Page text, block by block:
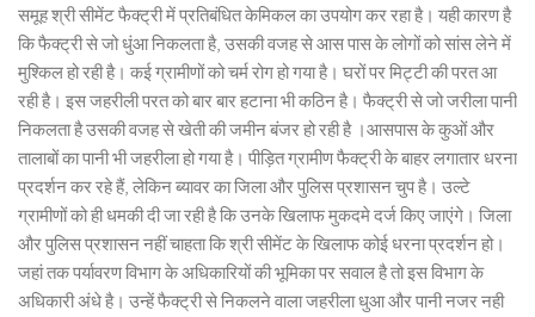
समूह श्री सीमेंट फैक्ट्री में प्रतिबंधित केमिकल का उपयोग कर रहा है। यही कारण है
कि फैक्ट्री से जो धुंआ निकलता है, उसकी वजह से आस पास के लोगों को सांस लेने में
मुश्किल हो रही है। कई ग्रामीणों को चर्म रोग हो गया है। घरों पर मिट्टी की परत आ
रही है। इस जहरीली परत को बार बार हटाना भी कठिन है। फैक्ट्री से जो जरीला पानी
निकलता है उसकी वजह से खेती की जमीन बंजर हो रही है ।आसपास के कुओं और
तालाबों का पानी भी जहरीला हो गया है। पीड़ित ग्रामीण फैक्ट्री के बाहर लगातार धरना
प्रदर्शन कर रहे हैं, लेकिन ब्यावर का जिला और पुलिस प्रशासन चुप है। उल्टे
ग्रामीणों को ही धमकी दी जा रही है कि उनके खिलाफ मुकदमे दर्ज किए जाएंगे। जिला
और पुलिस प्रशासन नहीं चाहता कि श्री सीमेंट के खिलाफ कोई धरना प्रदर्शन हो।
जहां तक पर्यावरण विभाग के अधिकारियों की भूमिका पर सवाल है तो इस विभाग के
अधिकारी अंधे है। उन्हें फैक्ट्री से निकलने वाला जहरीला धुआ और पानी नजर नही